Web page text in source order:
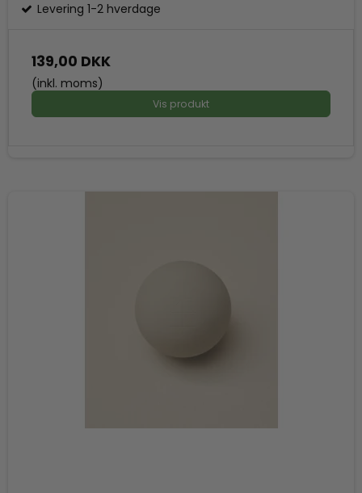
Levering 1-2 hverdage
139,00 DKK
(inkl. moms)
Vis produkt